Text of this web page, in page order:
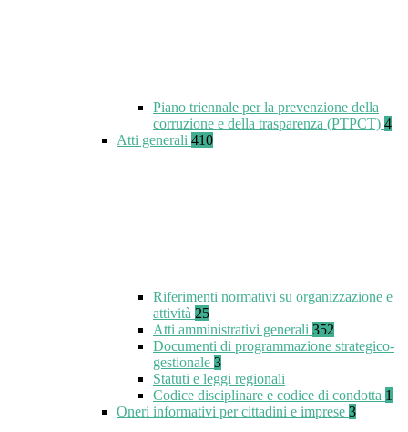
Piano triennale per la prevenzione della
corruzione e della trasparenza (PTPCT) 4
Atti generali 410
Riferimenti normativi su organizzazione e
attività 25
Atti amministrativi generali 352
Documenti di programmazione strategico-
gestionale 3
Statuti e leggi regionali
Codice disciplinare e codice di condotta 1
Oneri informativi per cittadini e imprese 3